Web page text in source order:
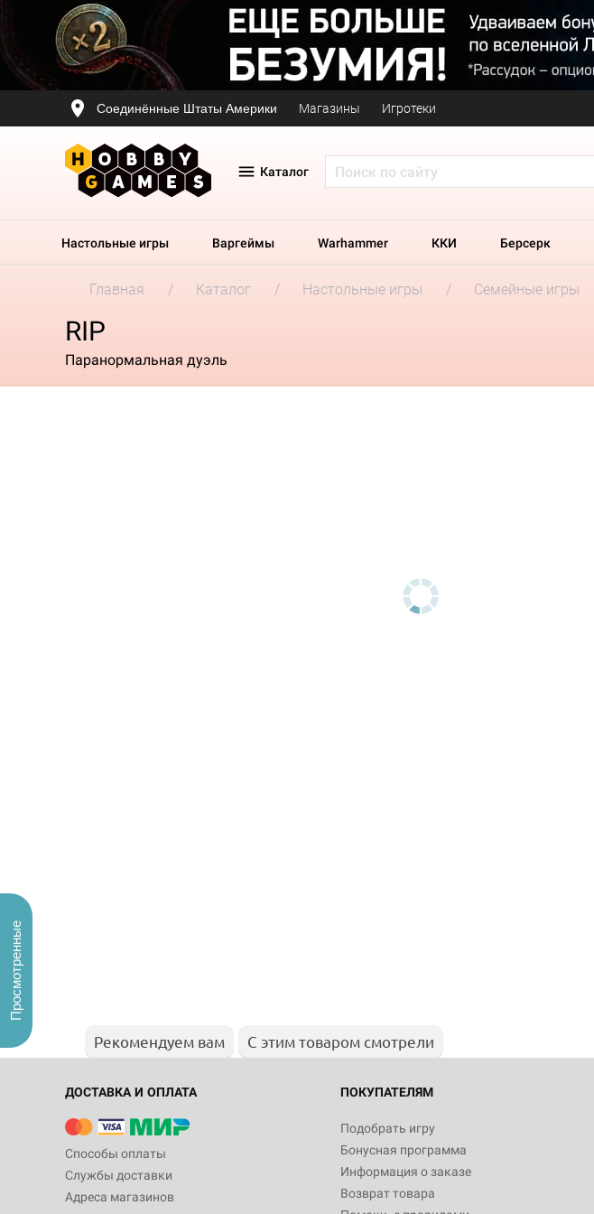
Соединённые Штаты Америки Магазины Игротеки
Каталог
Настольные игры Варгеймы Warhammer ККИ Берсерк
Главная Каталог Настольные игры Семейные игры
RIP
Паранормальная дуэль
Рекомендуем вам С этим товаром смотрели
ДОСТАВКА И ОПЛАТА
Способы оплаты
Службы доставки
Адреса магазинов
ПОКУПАТЕЛЯМ
Подобрать игру
Бонусная программа
Информация о заказе
Возврат товара
Просмотренные